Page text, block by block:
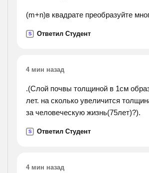
(m+n)в квадрате преобразуйте
S Ответил Студент
4 мин назад
.(Слой почвы толщиной в 1см
лет. на сколько увеличится
за человеческую жизнь(75лет)?).
S Ответил Студент
4 мин назад